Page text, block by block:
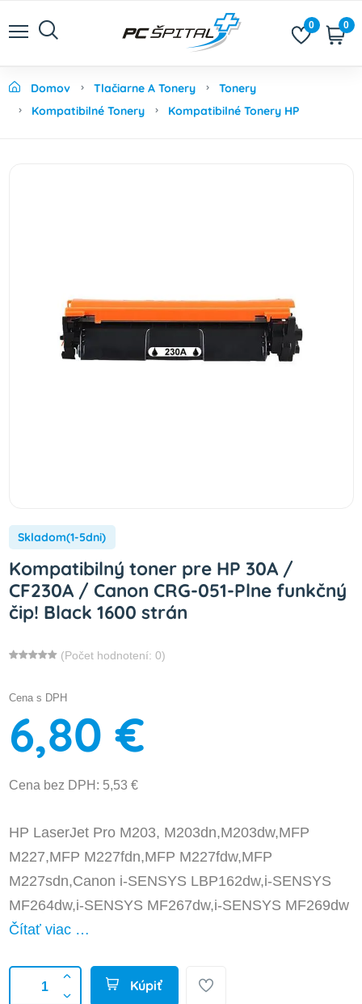
0 0
Domov Tlačiarne A Tonery
Tonery
Kompatibilné Tonery
Kompatibilné Tonery HP
Skladom(1-5dni)
Kompatibilný toner pre HP 30A /
CF230A / Canon CRG-051-Plne funkčný
čip! Black 1600 strán
(Počet hodnotení: 0)
Cena s DPH
6,80 €
Cena bez DPH: 5,53 €
HP LaserJet Pro M203, M203dn,M203dw,MFP
M227,MFP M227fdn,MFP M227fdw,MFP
M227sdn,Canon i-SENSYS LBP162dw,i-SENSYS
MF264dw,i-SENSYS MF267dw,i-SENSYS MF269dw
Čítať viac …
Kúpiť